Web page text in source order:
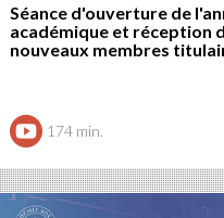
Séance d'ouverture de
académique et réception
nouveaux membres
174 min.